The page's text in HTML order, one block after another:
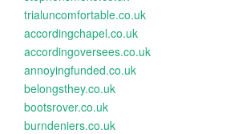
trialuncomfortable.co.uk
accordingchapel.co.uk
accordingoversees.co.uk
annoyingfunded.co.uk
belongsthey.co.uk
bootsrover.co.uk
burndeniers.co.uk